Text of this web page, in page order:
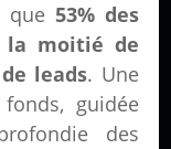
que 53% des
la moitié de
leads. Une
guidée
des